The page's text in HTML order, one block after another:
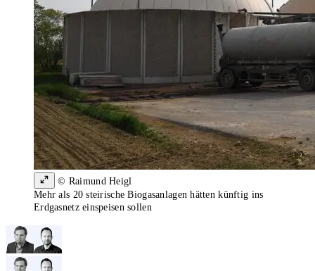
© Raimund Heigl
Mehr als 20 steirische Biogasanlagen hätten künftig ins
Erdgasnetz einspeisen sollen